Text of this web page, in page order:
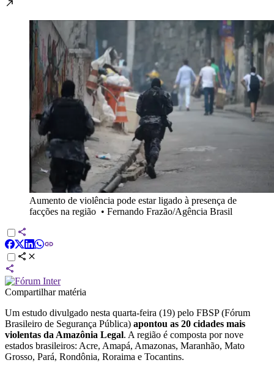
Aumento de violência pode estar ligado à presença de
facções na região • Fernando Frazão/Agência Brasil
Compartilhar matéria
Um estudo divulgado nesta quarta-feira (19) pelo FBSP (Fórum
Brasileiro de Segurança Pública) apontou as 20 cidades mais
violentas da Amazônia Legal. A região é composta por nove
estados brasileiros: Acre, Amapá, Amazonas, Maranhão, Mato
Grosso, Pará, Rondônia, Roraima e Tocantins.